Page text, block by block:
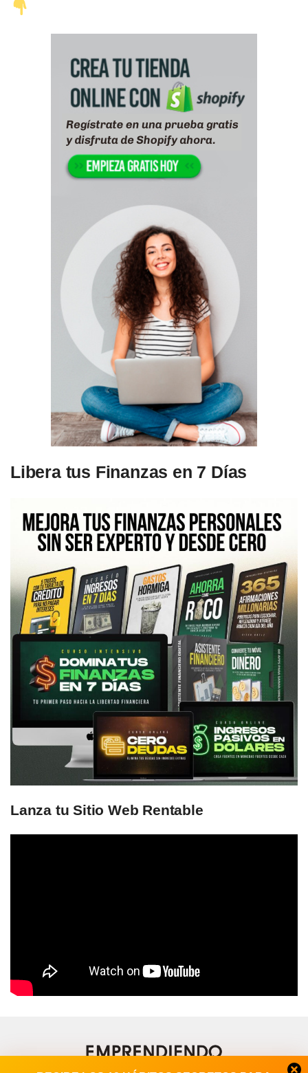
Libera tus Finanzas en 7 Días
Lanza tu Sitio Web Rentable